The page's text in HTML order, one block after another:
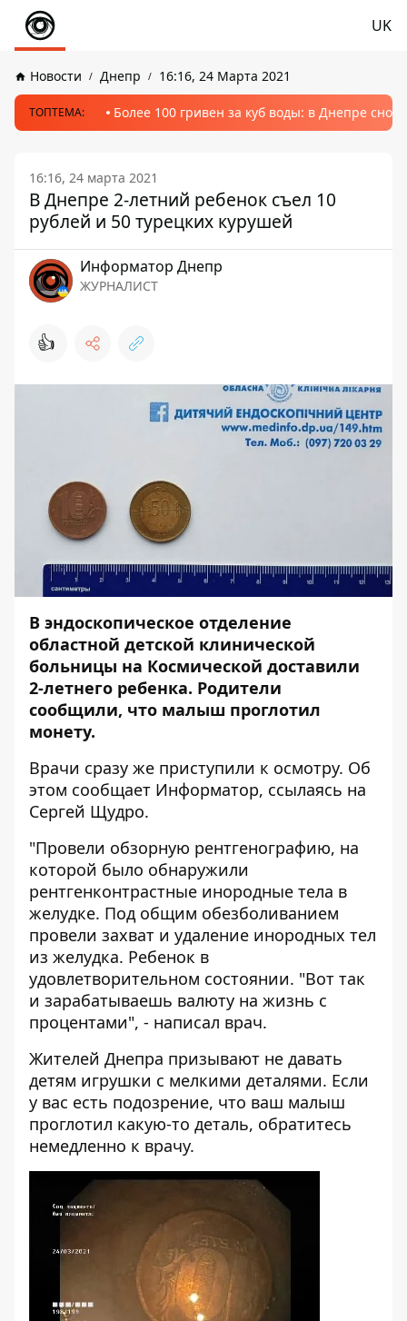
UK
Новости Днепр 16:16, 24 Марта 2021
ТОПТЕМА: Более 100 гривен за куб воды: в Днепре
16:16, 24 марта 2021
В Днепре 2-летний ребенок съел 10
рублей и 50 турецких курушей
Информатор Днепр
ЖУРНАЛИСТ
👍
В эндоскопическое отделение
областной детской клинической
больницы на Космической доставили
2-летнего ребенка. Родители
сообщили, что малыш проглотил
монету.
Врачи сразу же приступили к осмотру. Об
этом сообщает Информатор, ссылаясь на
Сергей Щудро.
"Провели обзорную рентгенографию, на
которой было обнаружили
рентгенконтрастные инородные тела в
желудке. Под общим обезболиванием
провели захват и удаление инородных тел
из желудка. Ребенок в
удовлетворительном состоянии. "Вот так
и зарабатываешь валюту на жизнь с
процентами", - написал врач.
Жителей Днепра призывают не давать
детям игрушки с мелкими деталями. Если
у вас есть подозрение, что ваш малыш
проглотил какую-то деталь, обратитесь
немедленно к врачу.